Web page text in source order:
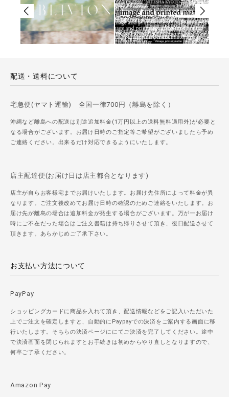
配送・送料について
宅急便(ヤマト運輸) 全国一律700円（離島を除く）
沖縄など離島への配送は別途追加料金(1万円以上の送料無料適用外)が必要と
なる場合がございます。お届け日時のご指定等ご希望がございましたら予め
ご連絡ください。出来るだけ対応できるようにいたします。
店主配達便(お届け日は店主都合となります)
店主が自らお客様宅までお届けいたします。お届け先住所によって料金が異
なります。ご注文後改めてお届け日時の確認のためご連絡をいたします。お
届け先が離島の場合は追加料金が発生する場合がございます。万が一お届け
時にご不在だった場合はご注文書籍は持ち帰りさせて頂き、後日配送させて
頂きます。あらかじめご了承下さい。
お支払い方法について
PayPay
ショッピングカードに商品を入れて頂き、配送情報などをご記入いただいた
上でご注文を確定しますと、自動的にPaypayでの決済をご案内する画面に移
行いたします。そちらの決済ページににてご決済を完了してください。途中
で決済画面を閉じられますとお手続きは初めからやり直しとなりますので、
何卒ご了承ください。
Amazon Pay